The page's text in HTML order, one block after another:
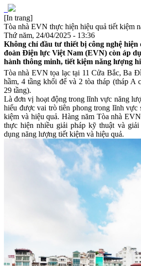
[In trang]
Tòa nhà EVN thực hiện hiệu quả tiết kiệm
Thứ năm, 24/04/2025 - 13:36
Không chỉ đầu tư thiết bị công nghệ hiện
đoàn Điện lực Việt Nam (EVN) còn áp
hành thông minh, tiết kiệm năng lượng
Tòa nhà EVN tọa lạc tại 11 Cửa Bắc, Ba
hầm, 4 tầng khối đế và 2 tòa tháp (tháp A
29 tầng).
Là đơn vị hoạt động trong lĩnh vực năng
hiểu được vai trò tiên phong trong lĩnh vực
kiệm và hiệu quả. Hàng năm Tòa nhà
thực hiện nhiều giải pháp kỹ thuật và
dụng năng lượng tiết kiệm và hiệu quả.